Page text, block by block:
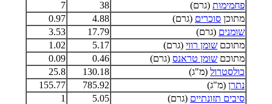
פחמימות (גרם) 38
7
מתוכן סוכרים (גרם) 4.88
0.97
שומנים (גרם) 17.79
3.53
מתוכם שומן רווי (גרם) 5.17
1.02
מתוכם שומן טראנס (גרם) 0.46
0.09
כולסטרול (מ"ג) 130.18
25.8
נתרן (מ"ג) 785.92
155.77
סיבים תזונתיים (גרם) 5.05
1